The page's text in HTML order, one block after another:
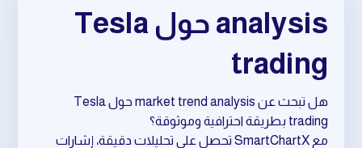
analysis حول Tesla
trading
هل تبحث عن market trend analysis حول Tesla
trading بطريقة احترافية وموثوقة؟
مع SmartChartX تحصل على تحليلات دقيقة، إشارات